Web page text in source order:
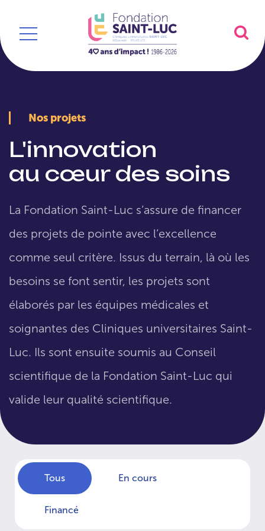
Nos projets
L'innovation
au cœur des soins
La Fondation Saint-Luc s’assure de financer
des projets de pointe avec l’excellence
comme seul critère. Issus du terrain, là où les
besoins se font sentir, les projets sont
élaborés par les équipes médicales et
soignantes des Cliniques universitaires Saint-
Luc. Ils sont ensuite soumis au Conseil
scientifique de la Fondation Saint-Luc qui
valide leur qualité scientifique.
Tous En cours
Financé